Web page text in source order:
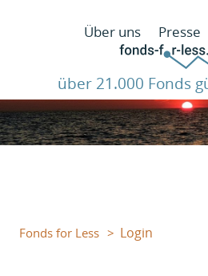
Über uns Presse
über 21.000 Fonds
Fonds for Less Login